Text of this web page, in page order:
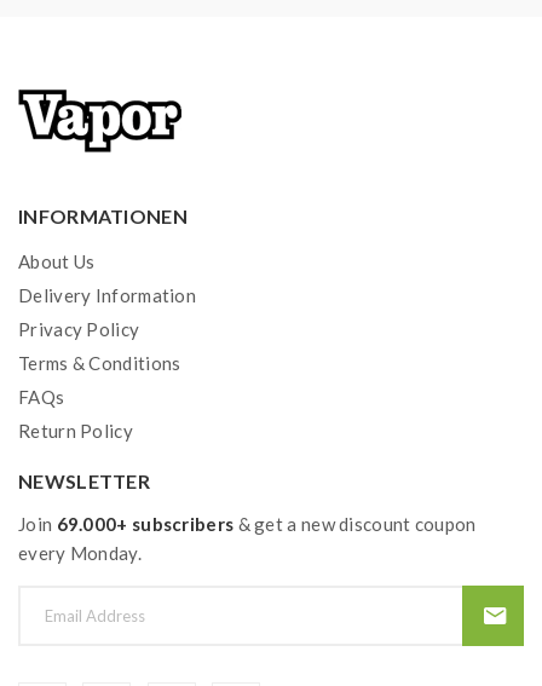
INFORMATIONEN
About Us
Delivery Information
Privacy Policy
Terms & Conditions
FAQs
Return Policy
NEWSLETTER
Join 69.000+ subscribers & get a new discount coupon
every Monday.